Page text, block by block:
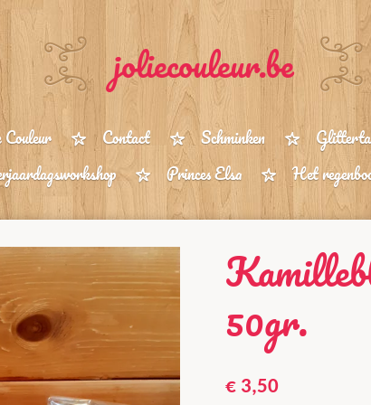
joliecouleur.be
Contact Schminken
Princes Elsa Het
50gr.
€ 3,50